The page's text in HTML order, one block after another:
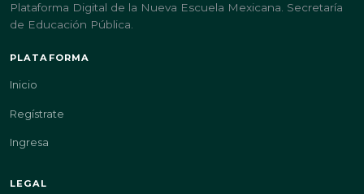
Plataforma Digital de la Nueva Escuela Mexicana. Secretaría
de Educación Pública.
PLATAFORMA
Inicio
Regístrate
Ingresa
LEGAL